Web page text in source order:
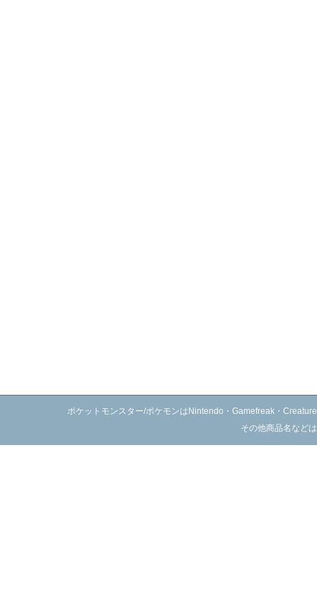
ポケットモンスター/ポケモンはNintendo・Gamefreak・
その他商品名など